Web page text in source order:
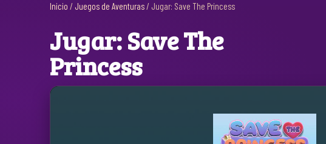
Inicio / Juegos de Aventuras/ Jugar: Save The Princess
Jugar: Save The
Princess